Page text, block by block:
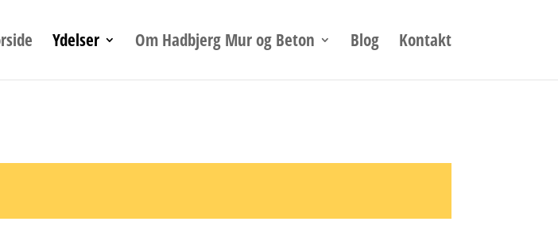
ga(‘send’, ‘event’, ‘Click’, ‘Kontakt’); }); }); });
Ydelser Om Hadbjerg Mur og Beton Blog Kontakt